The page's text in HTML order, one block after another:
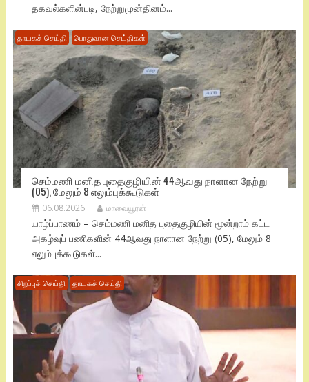
தகவல்களின்படி, நேற்றுமுன்தினம்...
தாயகச் செய்தி பொதுவான செய்திகள்
செம்மணி மனித புதைகுழியின் 44ஆவது நாளான நேற்று
(05), மேலும் 8 எலும்புக்கூடுகள்
06.08.2026 மாவையூரன்
யாழ்ப்பாணம் – செம்மணி மனித புதைகுழியின் மூன்றாம் கட்ட
அகழ்வுப் பணிகளின் 44ஆவது நாளான நேற்று (05), மேலும் 8
எலும்புக்கூடுகள்...
சிறப்புச் செய்தி தாயகச் செய்தி